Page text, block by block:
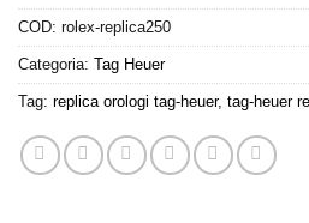
COD: rolex-replica250
Categoria: Tag Heuer
Tag: replica orologi tag-heuer, tag-heuer